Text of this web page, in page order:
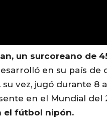
un surcoreano de
en su país de
vez, jugó durante 8
en el Mundial del
el fútbol nipón.